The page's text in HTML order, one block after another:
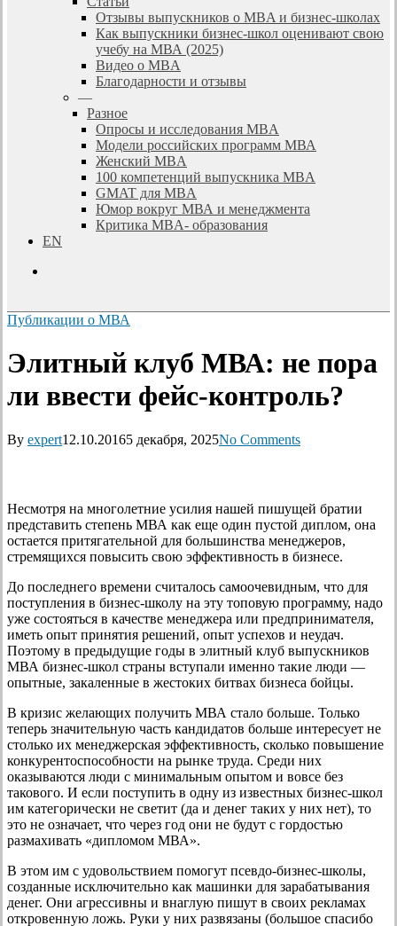
Отзывы выпускников о MBA и бизнес-школах
Как выпускники бизнес-школ оценивают свою
учебу на МВА (2025)
Видео о MBA
Благодарности и отзывы
—
Разное
Опросы и исследования MBA
Модели российских программ МВА
Женский MBA
100 компетенций выпускника MBA
GMAT для MBA
Юмор вокруг МВА и менеджмента
Критика MBA- образования
EN
Публикации о МВА
Элитный клуб МВА: не пора
ли ввести фейс-контроль?
By expert12.10.20165 декабря, 2025No Comments
Несмотря на многолетние усилия нашей пишущей братии
представить степень МВА как еще один пустой диплом, она
остается притягательной для большинства менеджеров,
стремящихся повысить свою эффективность в бизнесе.
До последнего времени считалось самоочевидным, что для
поступления в бизнес-школу на эту топовую программу, надо
уже состояться в качестве менеджера или предпринимателя,
иметь опыт принятия решений, опыт успехов и неудач.
Поэтому в предыдущие годы в элитный клуб выпускников
МВА бизнес-школ страны вступали именно такие люди —
опытные, закаленные в жестоких битвах бизнеса бойцы.
В кризис желающих получить МВА стало больше. Только
теперь значительную часть кандидатов больше интересует не
столько их менеджерская эффективность, сколько повышение
конкурентоспособности на рынке труда. Среди них
оказываются люди с минимальным опытом и вовсе без
такового. И если поступить в одну из известных бизнес-школ
им категорически не светит (да и денег таких у них нет), то
это не означает, что через год они не будут с гордостью
размахивать «дипломом МВА».
В этом им с удовольствием помогут псевдо-бизнес-школы,
созданные исключительно как машинки для зарабатывания
денег. Они агрессивны и внаглую пишут в своих рекламах
откровенную ложь. Руки у них развязаны (большое спасибо